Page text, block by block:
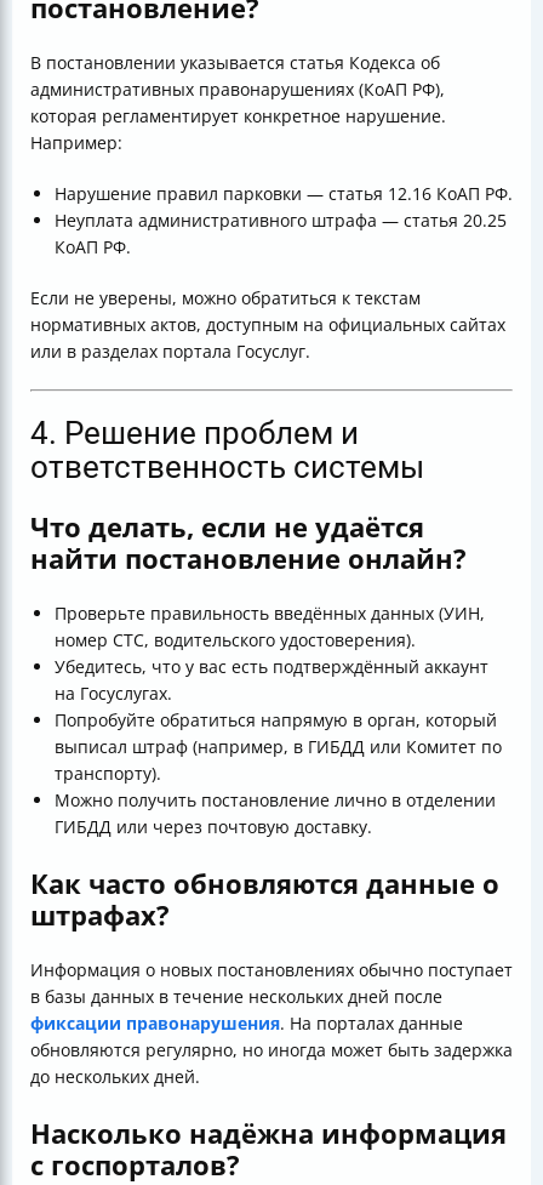
В постановлении указывается статья Кодекса об
административных правонарушениях (КоАП РФ),
которая регламентирует конкретное нарушение.
Например:
Нарушение правил парковки — статья 12.16 КоАП РФ.
Неуплата административного штрафа — статья 20.25
КоАП РФ.
Если не уверены, можно обратиться к текстам
нормативных актов, доступным на официальных сайтах
или в разделах портала Госуслуг.
4. Решение проблем и
ответственность системы
Что делать, если не удаётся
найти постановление онлайн?
Проверьте правильность введённых данных (УИН,
номер СТС, водительского удостоверения).
Убедитесь, что у вас есть подтверждённый аккаунт
на Госуслугах.
Попробуйте обратиться напрямую в орган, который
выписал штраф (например, в ГИБДД или Комитет по
транспорту).
Можно получить постановление лично в отделении
ГИБДД или через почтовую доставку.
Как часто обновляются данные о
штрафах?
Информация о новых постановлениях обычно поступает
в базы данных в течение нескольких дней после
фиксации правонарушения. На порталах данные
обновляются регулярно, но иногда может быть задержка
до нескольких дней.
Насколько надёжна информация
с госпорталов?